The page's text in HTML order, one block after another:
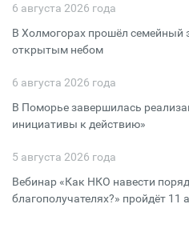
6 августа 2026 года
В Холмогорах прошёл семейный
открытым небом
6 августа 2026 года
В Поморье завершилась
инициативы к действию»
5 августа 2026 года
Вебинар «Как НКО навести
благополучателях?» пройдёт 11